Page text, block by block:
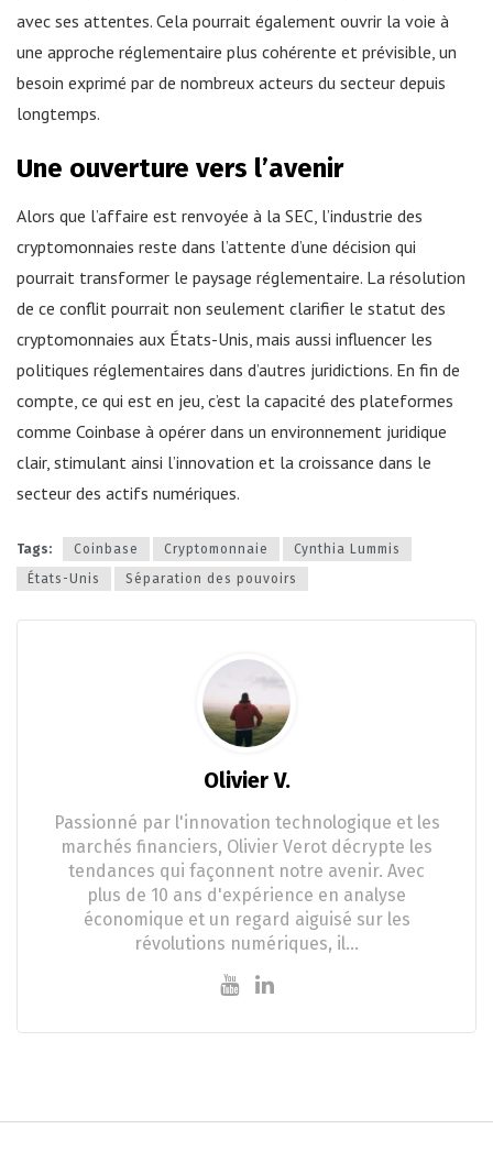
avec ses attentes. Cela pourrait également ouvrir la voie à
une approche réglementaire plus cohérente et prévisible, un
besoin exprimé par de nombreux acteurs du secteur depuis
longtemps.
Une ouverture vers l’avenir
Alors que l’affaire est renvoyée à la SEC, l’industrie des
cryptomonnaies reste dans l’attente d’une décision qui
pourrait transformer le paysage réglementaire. La résolution
de ce conflit pourrait non seulement clarifier le statut des
cryptomonnaies aux États-Unis, mais aussi influencer les
politiques réglementaires dans d’autres juridictions. En fin de
compte, ce qui est en jeu, c’est la capacité des plateformes
comme Coinbase à opérer dans un environnement juridique
clair, stimulant ainsi l’innovation et la croissance dans le
secteur des actifs numériques.
Tags: Coinbase Cryptomonnaie
Cynthia Lummis
États-Unis
Séparation des pouvoirs
Olivier V.
Passionné par l'innovation technologique et les
marchés financiers, Olivier Verot décrypte les
tendances qui façonnent notre avenir. Avec
plus de 10 ans d'expérience en analyse
économique et un regard aiguisé sur les
révolutions numériques, il…